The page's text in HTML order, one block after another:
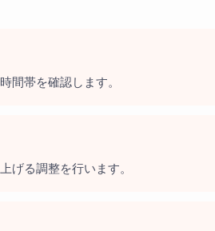
間帯を確認します。
げる調整を行います。